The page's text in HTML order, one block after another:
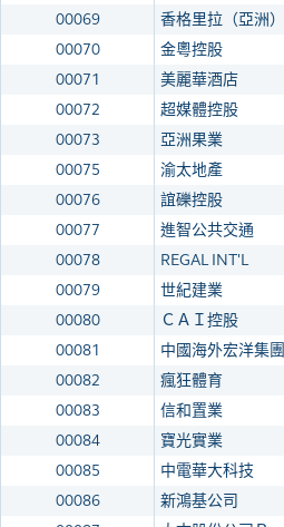
00069
香格里拉（亞洲）
00070
金粵控股
00071
美麗華酒店
00072
超媒體控股
00073
亞洲果業
00075
渝太地產
00076
誼礫控股
00077
進智公共交通
00078
REGAL INT'L
00079
世紀建業
00080
ＣＡＩ控股
00081
中國海外宏洋集團
00082
瘋狂體育
00083
信和置業
00084
寶光實業
00085
中電華大科技
00086
新鴻基公司